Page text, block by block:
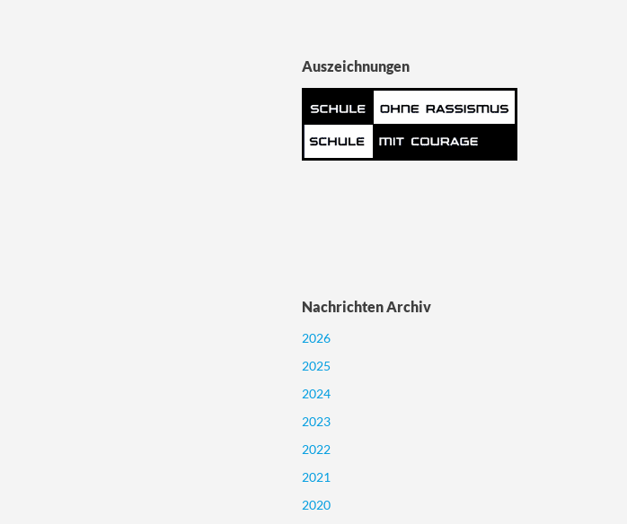
Auszeichnungen
Nachrichten Archiv
2026
2025
2024
2023
2022
2021
2020